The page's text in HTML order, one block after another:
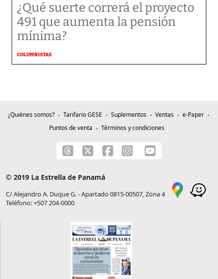
¿Qué suerte correrá el proyecto
491 que aumenta la pensión
mínima?
COLUMNISTAS
¿Quiénes somos? Tarifario GESE Suplementos Ventas
e-Paper
Puntos de venta
Términos y condiciones
© 2019 La Estrella de Panamá
C/ Alejandro A. Duque G. - Apartado 0815-00507, Zona 4
Teléfono: +507 204-0000